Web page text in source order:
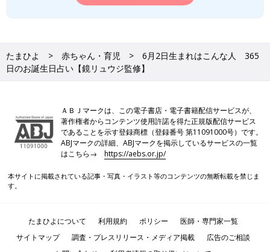
たまひよ 赤ちゃん・育児
6月2日生まれはこんな人 365
日のお誕生日占い【鏡リュウジ監修】
ＡＢＪマークは、この電子書店・電子書籍配信サービスが、
著作権者からコンテンツ使用許諾を得た正規版配信サービス
であることを示す登録商標（登録番号 第11091000号）です。
ABJマークの詳細、ABJマークを掲示しているサービスの一覧
はこちら→https://aebs.or.jp/
本サイトに掲載されている記事・写真・イラスト等のコンテンツの無断転載を禁じま
す。
たまひよについて 利用規約 ポリシー
医師・専門家一覧
サイトマップ
調査・プレスリリース・メディア掲載
広告のご相談